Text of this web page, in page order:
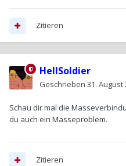
Zitieren
HellSoldier
Geschrieben 31. August
Schau dir mal die
du auch ein Masseproblem.
Zitieren